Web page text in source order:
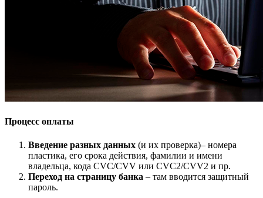
Процесс оплаты
Введение разных данных (и их проверка)– номера
пластика, его срока действия, фамилии и имени
владельца, кода CVC/CVV или CVC2/CVV2 и пр.
Переход на страницу банка – там вводится защитный
пароль.